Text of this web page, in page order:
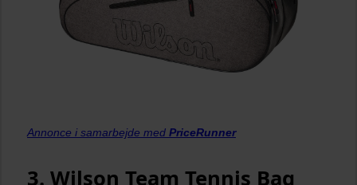
Annonce i samarbejde med PriceRunner
3. Wilson Team Tennis Bag